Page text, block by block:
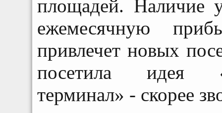
площадей. Наличие
ежемесячную
привлечет новых
посетила идея
терминал» - скорее